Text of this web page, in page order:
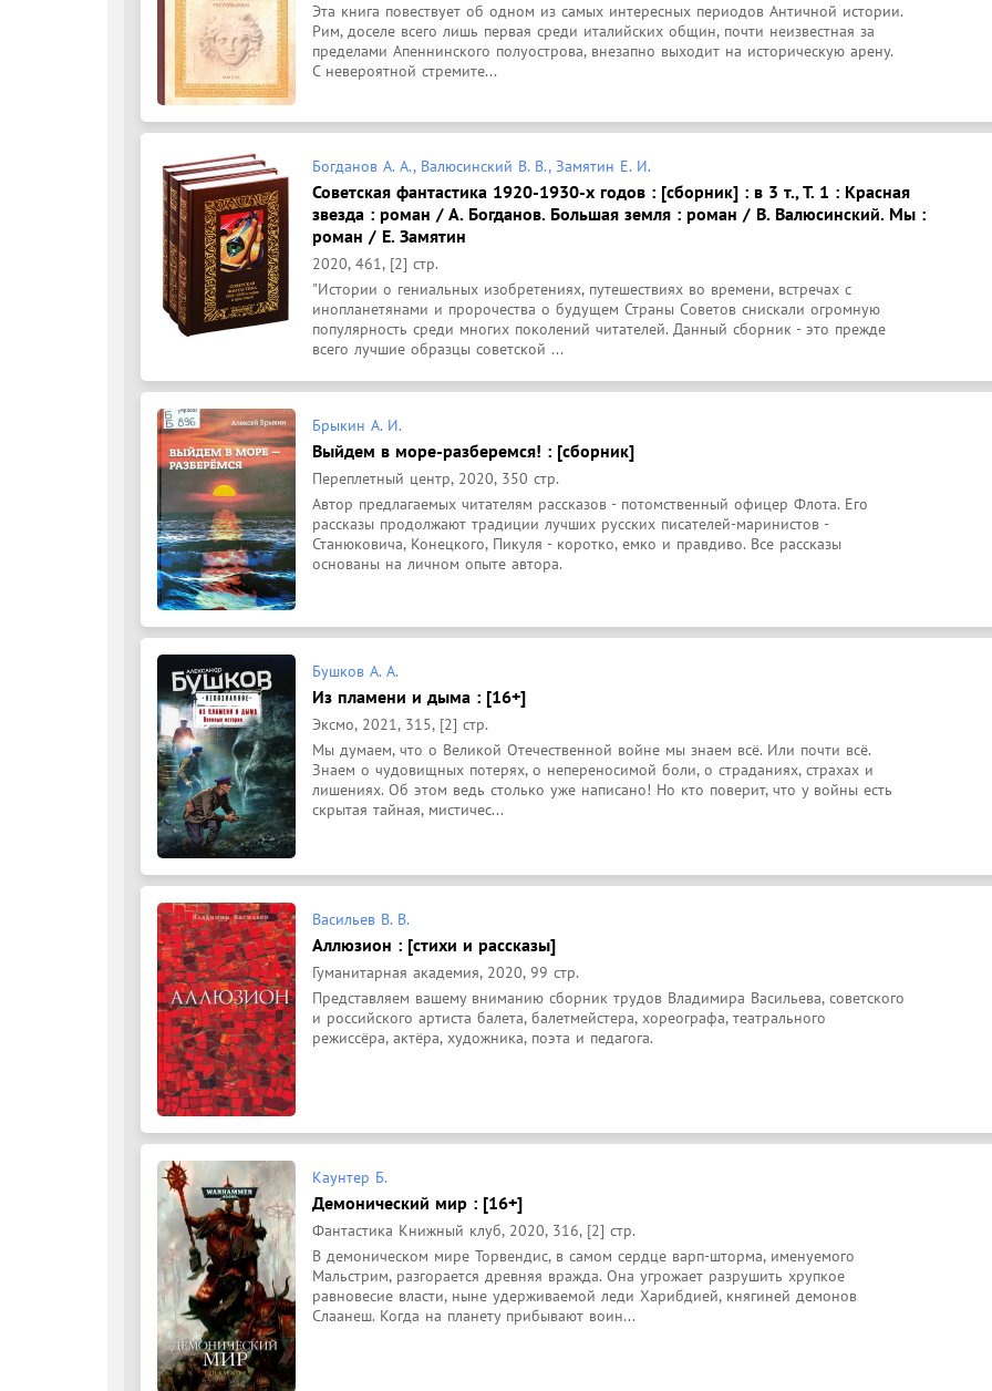
Эта книга повествует об одном из самых интересных периодов Античной истории.
Рим, доселе всего лишь первая среди италийских общин, почти неизвестная за
пределами Апеннинского полуострова, внезапно выходит на историческую арену.
С невероятной стремите...
Богданов А. А., Валюсинский В. В., Замятин Е. И.
Советская фантастика 1920-1930-х годов : [сборник] : в 3 т., Т. 1 : Красная
звезда : роман / А. Богданов. Большая земля : роман / В. Валюсинский. Мы :
роман / Е. Замятин
2020, 461, [2] стр.
"Истории о гениальных изобретениях, путешествиях во времени, встречах с
инопланетянами и пророчества о будущем Страны Советов снискали огромную
популярность среди многих поколений читателей. Данный сборник - это прежде
всего лучшие образцы советской ...
Брыкин А. И.
Выйдем в море-разберемся! : [сборник]
Переплетный центр, 2020, 350 стр.
Автор предлагаемых читателям рассказов - потомственный офицер Флота. Его
рассказы продолжают традиции лучших русских писателей-маринистов -
Станюковича, Конецкого, Пикуля - коротко, емко и правдиво. Все рассказы
основаны на личном опыте автора.
Бушков А. А.
Из пламени и дыма : [16+]
Эксмо, 2021, 315, [2] стр.
Мы думаем, что о Великой Отечественной войне мы знаем всё. Или почти всё.
Знаем о чудовищных потерях, о непереносимой боли, о страданиях, страхах и
лишениях. Об этом ведь столько уже написано! Но кто поверит, что у войны есть
скрытая тайная, мистичес...
Васильев В. В.
Аллюзион : [стихи и рассказы]
Гуманитарная академия, 2020, 99 стр.
Представляем вашему вниманию сборник трудов Владимира Васильева, советского
и российского артиста балета, балетмейстера, хореографа, театрального
режиссёра, актёра, художника, поэта и педагога.
Каунтер Б.
Демонический мир : [16+]
Фантастика Книжный клуб, 2020, 316, [2] стр.
В демоническом мире Торвендис, в самом сердце варп-шторма, именуемого
Мальстрим, разгорается древняя вражда. Она угрожает разрушить хрупкое
равновесие власти, ныне удерживаемой леди Харибдией, княгиней демонов
Слаанеш. Когда на планету прибывают воин...